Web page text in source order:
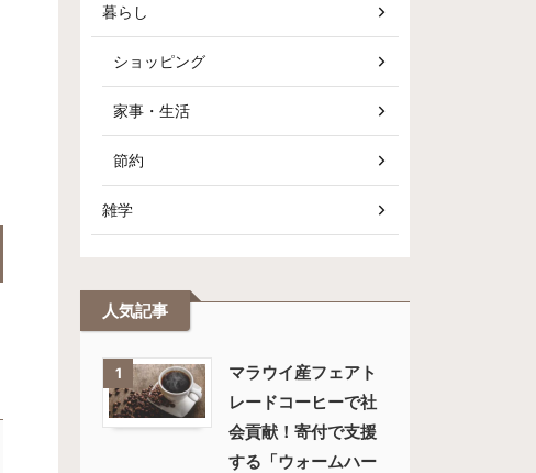
暮らし
ショッピング
家事・生活
節約
雑学
人気記事
1
マラウイ産フェアト
レードコーヒーで社
会貢献！寄付で支援
する「ウォームハー